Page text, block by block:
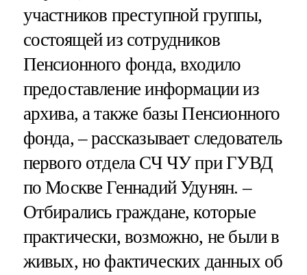
участников преступной группы,
состоящей из сотрудников
Пенсионного фонда, входило
предоставление информации из
архива, а также базы Пенсионного
фонда, – рассказывает следователь
первого отдела СЧ ЧУ при ГУВД
по Москве Геннадий Удунян. –
Отбирались граждане, которые
практически, возможно, не были в
живых, но фактических данных об